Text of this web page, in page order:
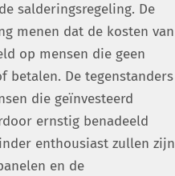
salderingsregeling. De
menen dat de kosten van
op mensen die geen
betalen. De tegenstanders
die geïnvesteerd
ernstig benadeeld
enthousiast zullen zijn
en de